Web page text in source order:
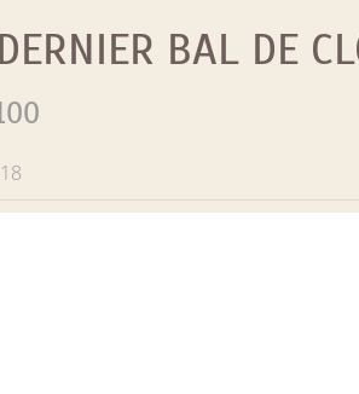
DERNIER BAL DE